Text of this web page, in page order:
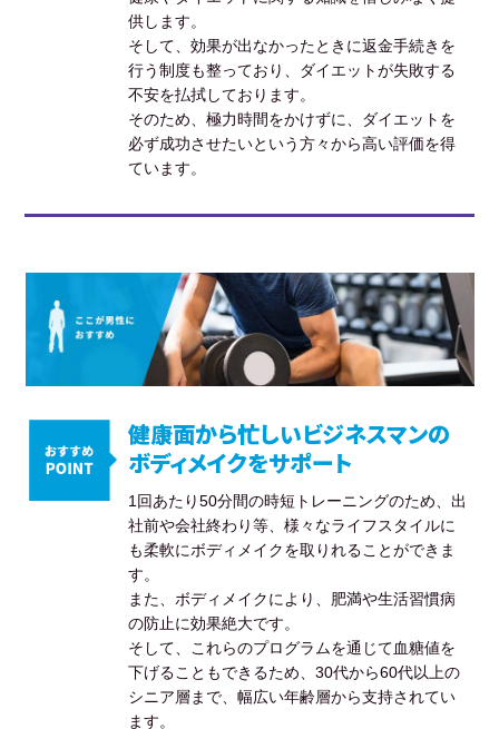
供します。
そして、効果が出なかったときに返金手続きを
行う制度も整っており、ダイエットが失敗する
不安を払拭しております。
そのため、極力時間をかけずに、ダイエットを
必ず成功させたいという方々から高い評価を得
ています。
健康面から忙しいビジネスマンの
ボディメイクをサポート
1回あたり50分間の時短トレーニングのため、出
社前や会社終わり等、様々なライフスタイルに
も柔軟にボディメイクを取りれることができま
す。
また、ボディメイクにより、肥満や生活習慣病
の防止に効果絶大です。
そして、これらのプログラムを通じて血糖値を
下げることもできるため、30代から60代以上の
シニア層まで、幅広い年齢層から支持されてい
ます。